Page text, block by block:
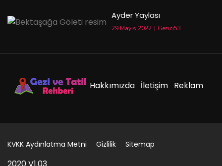
Ayder Yaylası
29 Mayıs 2022 Gezici53
Hakkımızda İletişim Reklam
KVKK Aydınlatma Metni Gizlilik Sitemap
2020 V1.03